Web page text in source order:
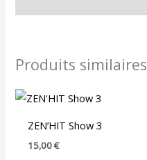
Produits similaires
ZEN’HIT Show 3
15,00€